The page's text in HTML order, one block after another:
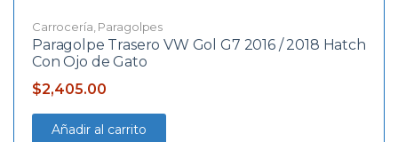
Carrocería Paragolpes
Paragolpe Trasero VW Gol G7 2016 / 2018 Hatch
Con Ojo de Gato
$2,405.00
Añadir al carrito